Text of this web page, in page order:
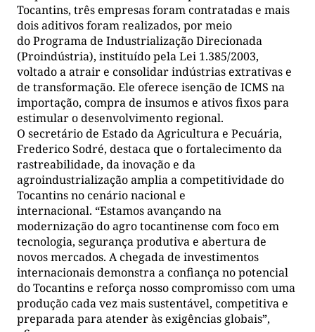
Tocantins, três empresas foram contratadas e mais
dois aditivos foram realizados, por meio
do Programa de Industrialização Direcionada
(Proindústria), instituído pela Lei 1.385/2003,
voltado a atrair e consolidar indústrias extrativas e
de transformação. Ele oferece isenção de ICMS na
importação, compra de insumos e ativos fixos para
estimular o desenvolvimento regional.
O secretário de Estado da Agricultura e Pecuária,
Frederico Sodré, destaca que o fortalecimento da
rastreabilidade, da inovação e da
agroindustrialização amplia a competitividade do
Tocantins no cenário nacional e
internacional. “Estamos avançando na
modernização do agro tocantinense com foco em
tecnologia, segurança produtiva e abertura de
novos mercados. A chegada de investimentos
internacionais demonstra a confiança no potencial
do Tocantins e reforça nosso compromisso com uma
produção cada vez mais sustentável, competitiva e
preparada para atender às exigências globais”,